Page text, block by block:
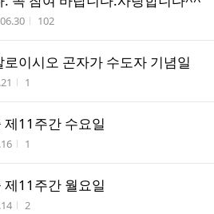
시간 조회수
102
이시오 곤자가 수도자 기념일
조회수
1
11주간 수요일
간 조회수
1
11주간 월요일
간 조회수
2